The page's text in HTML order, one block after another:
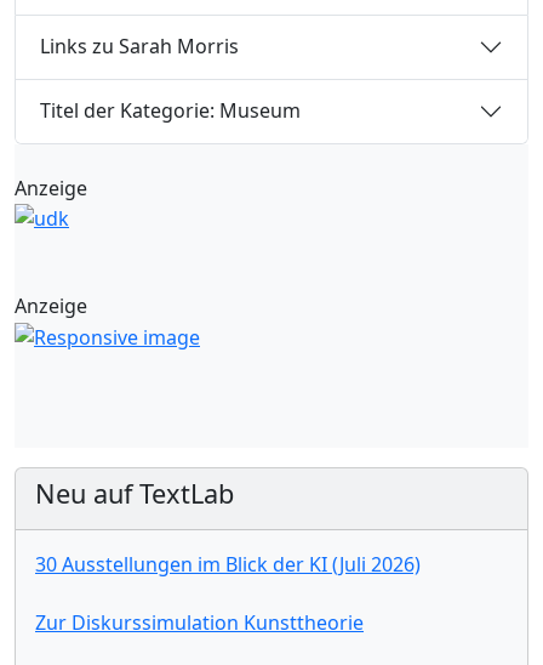
Links zu Sarah Morris
Titel der Kategorie: Museum
Anzeige
Anzeige
Neu auf TextLab
30 Ausstellungen im Blick der KI (Juli 2026)
Zur Diskurssimulation Kunsttheorie